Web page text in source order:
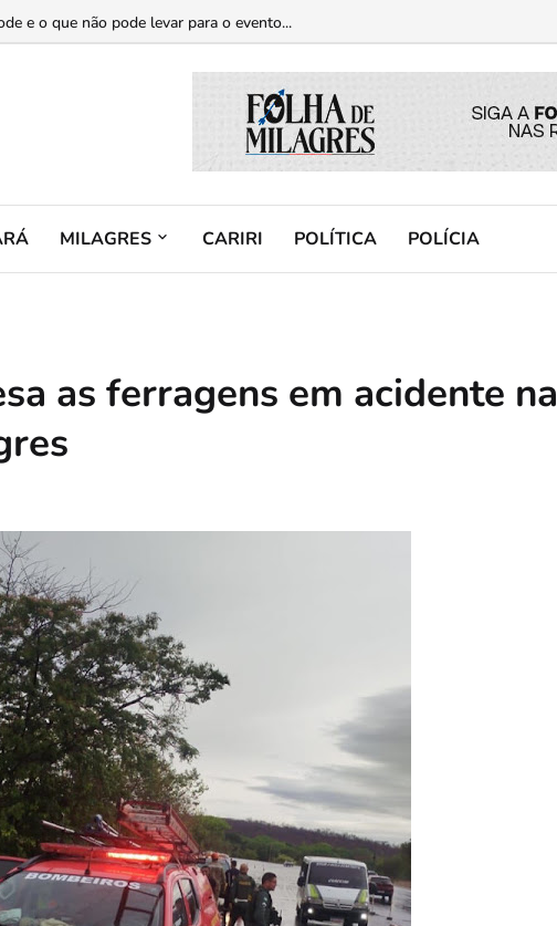
e o que não pode levar para o evento...
com mais casos de violência contra a mulher...
MILAGRES CARIRI POLÍTICA POLÍCIA
as ferragens em acidente na